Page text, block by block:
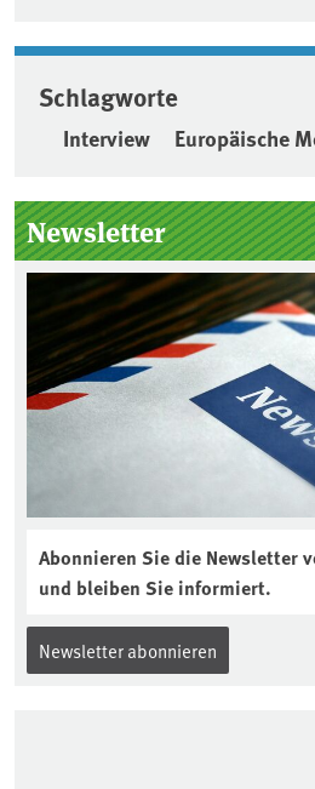
Schlagworte
Interview Europäische
Seitenleiste
Newsletter
Abonnieren Sie die Newsletter
und bleiben Sie informiert.
Newsletter abonnieren